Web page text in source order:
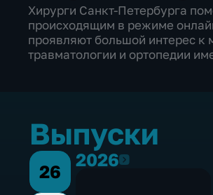
Хирурги Санкт-Петербурга
происходящим в режиме
проявляют большой интерес к
травматологии и ортопедии
Выпуски
26
20262026